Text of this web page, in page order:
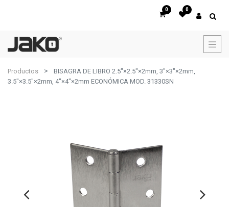
0 0
Productos
BISAGRA DE LIBRO 2.5"×2.5"×2mm, 3"×3"×2mm,
3.5"×3.5"×2mm, 4"×4"×2mm ECONÓMICA MOD. 31330SN